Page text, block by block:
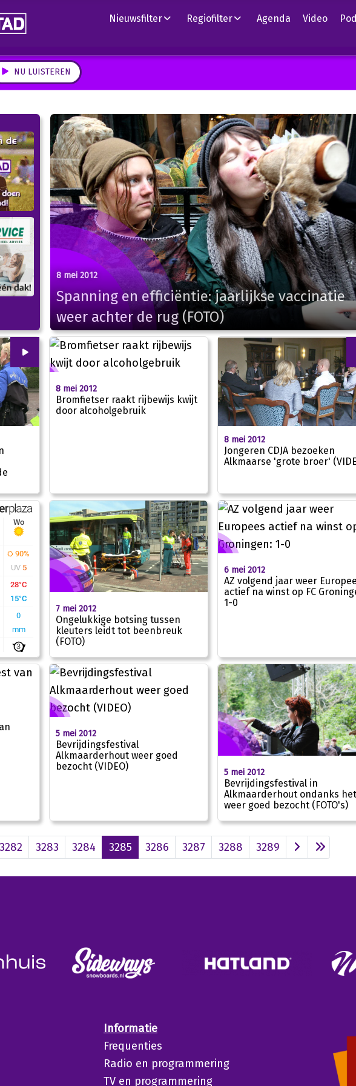
Nieuwsfilter Regiofilter Agenda Video
NU LUISTEREN
8 mei 2012
Spanning en efficiëntie: jaarlijkse vaccinatie
weer achter de rug (FOTO)
00:00
8 mei 2012
Bromfietser raakt rijbewijs kwijt
door alcoholgebruik
8 mei 2012
Jongeren CDJA bezoeken
Alkmaarse 'grote broer'
7 mei 2012
Ongelukkige botsing tussen
kleuters leidt tot beenbreuk
(FOTO)
6 mei 2012
AZ volgend jaar weer
actief na winst op FC
1-0
5 mei 2012
Bevrijdingsfestival
Alkmaarderhout weer goed
bezocht (VIDEO)
5 mei 2012
Bevrijdingsfestival in
Alkmaarderhout ondanks het
weer goed bezocht (FOTO's)
3282 3283 3284 3285 3286 3287 3288 3289
Informatie
Frequenties
Radio en programmering
TV en programmering